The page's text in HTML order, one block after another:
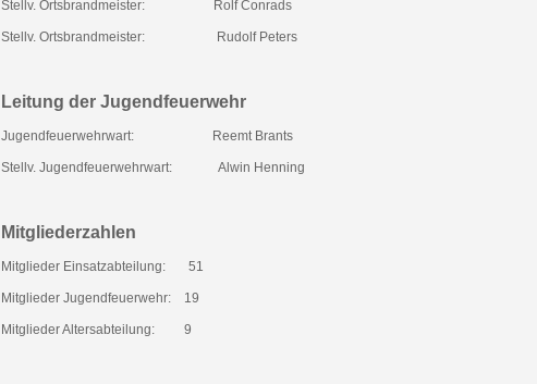
Stellv. Ortsbrandmeister: Rolf Conrads
Stellv. Ortsbrandmeister: Rudolf Peters
Leitung der Jugendfeuerwehr
Jugendfeuerwehrwart: Reemt Brants
Stellv. Jugendfeuerwehrwart: Alwin Henning
Mitgliederzahlen
Mitglieder Einsatzabteilung: 51
Mitglieder Jugendfeuerwehr: 19
Mitglieder Altersabteilung: 9